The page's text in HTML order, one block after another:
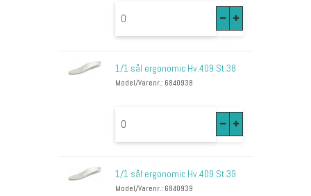
1/1 sål ergonomic Hv.409 St.38
Model/Varenr.: 6840938
1/1 sål ergonomic Hv.409 St.39
Model/Varenr.: 6840939